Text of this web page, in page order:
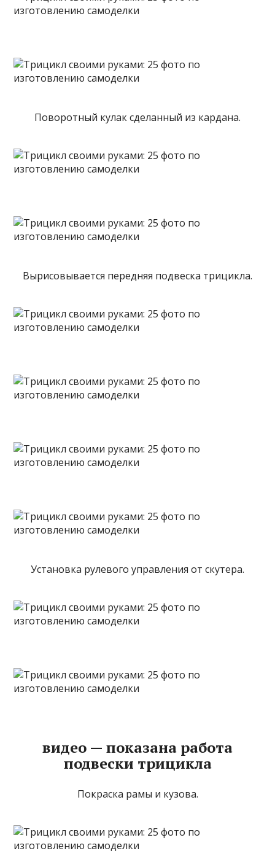
Поворотный кулак сделанный из кардана.
Вырисовывается передняя подвеска трицикла.
Установка рулевого управления от скутера.
видео — показана работа
подвески трицикла
Покраска рамы и кузова.